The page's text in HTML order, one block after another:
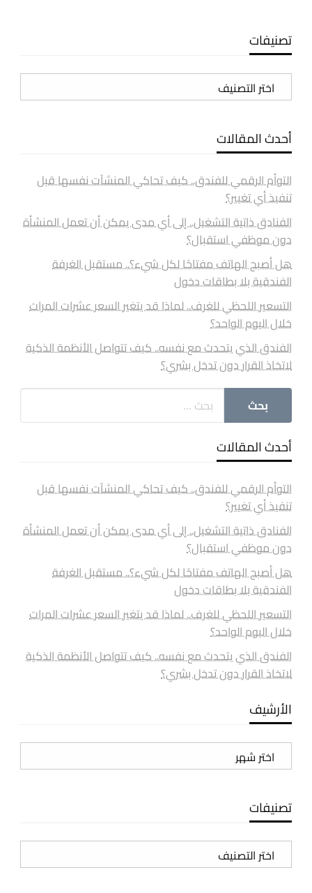
تصنيفات
تصنيفات
أحدث المقالات
التوأم الرقمي للفندق.. كيف تحاكي المنشآت نفسها قبل
تنفيذ أي تغيير؟
الفنادق ذاتية التشغيل.. إلى أي مدى يمكن أن تعمل المنشأة
دون موظفي استقبال؟
هل أصبح الهاتف مفتاحًا لكل شيء؟.. مستقبل الغرفة
الفندقية بلا بطاقات دخول
التسعير اللحظي للغرف.. لماذا قد يتغير السعر عشرات المرات
خلال اليوم الواحد؟
الفندق الذي يتحدث مع نفسه.. كيف تتواصل الأنظمة الذكية
لاتخاذ القرار دون تدخل بشري؟
أحدث المقالات
التوأم الرقمي للفندق.. كيف تحاكي المنشآت نفسها قبل
تنفيذ أي تغيير؟
الفنادق ذاتية التشغيل.. إلى أي مدى يمكن أن تعمل المنشأة
دون موظفي استقبال؟
هل أصبح الهاتف مفتاحًا لكل شيء؟.. مستقبل الغرفة
الفندقية بلا بطاقات دخول
التسعير اللحظي للغرف.. لماذا قد يتغير السعر عشرات المرات
خلال اليوم الواحد؟
الفندق الذي يتحدث مع نفسه.. كيف تتواصل الأنظمة الذكية
لاتخاذ القرار دون تدخل بشري؟
الأرشيف
الأرشيف
تصنيفات
تصنيفات